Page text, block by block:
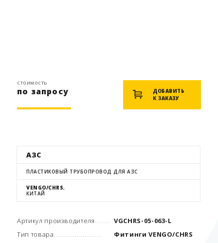
стоимость
по запросу
ДОБАВИТЬ
К ЗАКАЗУ
АЗС
ПЛАСТИКОВЫЙ ТРУБОПРОВОД ДЛЯ АЗС
VENGO/CHRS,
КИТАЙ
Артикул производителя
VGCHRS-05-063-L
Тип товара
Фитинги VENGO/CHRS